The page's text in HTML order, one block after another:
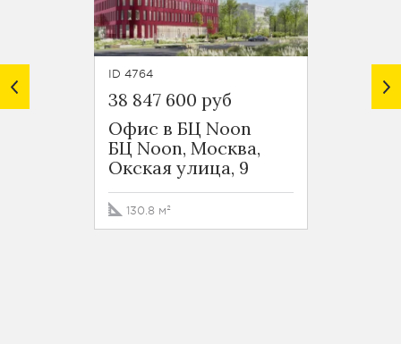
ID 4764
38 847 600 руб
Офис в БЦ Noon
БЦ Noon, Москва,
Окская улица, 9
130.8 м²
47